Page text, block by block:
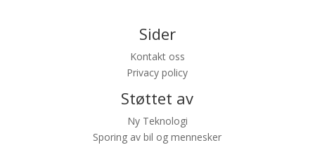
Sider
Kontakt oss
Privacy policy
Støttet av
Ny Teknologi
Sporing av bil og mennesker